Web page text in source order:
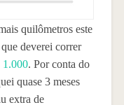
quilômetros este
deverei correr
1.000. Por conta do
quase 3 meses
extra de